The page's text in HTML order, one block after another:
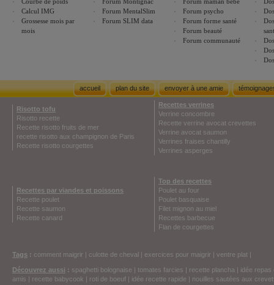
Calcul IMG
Grossesse mois par
mois
Forum MentalSlim
Forum SLIM data
Forum psycho
Forum forme santé
Forum beauté
Forum communauté
accueil plan du site envoyer à une amie
Risotto tofu
Risotto recette
Recette risotto fruits de mer
recette risotto aux champignon de Paris
Recette risotto courgettes
Recettes verrines
Verrine concombre
Recette verrine avocat crevettes
Verrine avocat saumon
Verrines fraises chantilly
Verrines asperges
Recettes par viandes et poissons
Recette poulet
Recette saumon
Recette canard
Top des recettes
Poulet au four
Poulet basquaise
Filet mignon au miel
Recettes barbecue
Flan de courgettes
Tags : comment maigrir | culotte de cheval | exercices pour maigrir | ventre plat |
Découvrez aussi : spaghetti bolognaise | tomates farcies | recette plancha | idée repas
amis | recette babycook | roti de boeuf | idée recette rapide | nouilles sautées aux